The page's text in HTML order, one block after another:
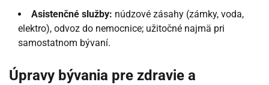
Asistenčné služby: núdzové zásahy (zámky, voda,
elektro), odvoz do nemocnice; užitočné najmä pri
samostatnom bývaní.
Úpravy bývania pre zdravie a